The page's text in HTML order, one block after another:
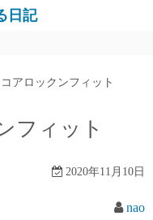
日記
アロックンフィット
フィット
2020年11月10日
nao